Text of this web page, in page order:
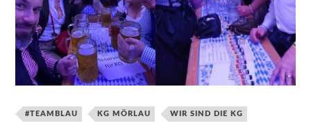
#TEAMBLAU KG MÖRLAU WIR SIND DIE KG